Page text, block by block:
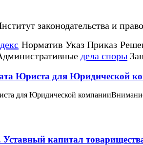
законодательства и
Норматив Указ Приказ
дела споры
Юриста для Юридической
для Юридической
капитал